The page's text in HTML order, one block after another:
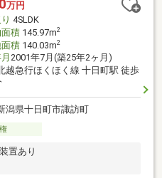
万円
4SLDK
積145.97m2
積140.03m2
2001年7月(築25年2ヶ月)
越急行ほくほく線 十日町駅 徒歩
潟県十日町市諏訪町
置あり